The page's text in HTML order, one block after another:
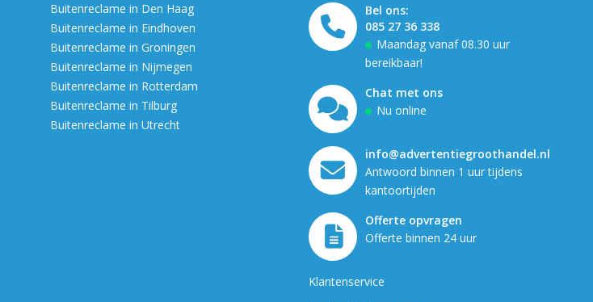
Buitenreclame in Den Haag
Buitenreclame in Eindhoven
Buitenreclame in Groningen
Buitenreclame in Nijmegen
Buitenreclame in Rotterdam
Buitenreclame in Tilburg
Buitenreclame in Utrecht
Bel ons:
085 27 36 338
Maandag vanaf 08.30 uur
bereikbaar!
Chat met ons
Nu online
info@advertentiegroothandel.nl
Antwoord binnen 1 uur tijdens
kantoortijden
Offerte opvragen
Offerte binnen 24 uur
Klantenservice